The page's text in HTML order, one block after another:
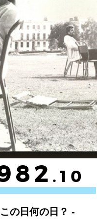
.10
の日何の日？ -